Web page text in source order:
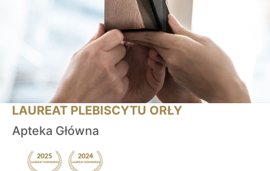
LAUREAT PLEBISCYTU ORŁY
Apteka Główna